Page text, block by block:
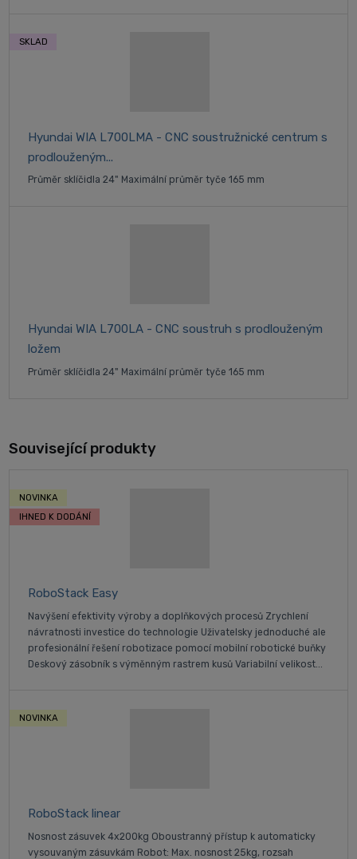
Hyundai WIA L700LMA - CNC soustružnické centrum s
prodlouženým...
Průměr sklíčidla 24" Maximální průměr tyče 165 mm
SKLAD
Hyundai WIA L700LA - CNC soustruh s prodlouženým
ložem
Průměr sklíčidla 24" Maximální průměr tyče 165 mm
Související produkty
RoboStack Easy
Navýšení efektivity výroby a doplňkových procesů Zrychlení
návratnosti investice do technologie Uživatelsky jednoduché ale
profesionální řešení robotizace pomocí mobilní robotické buňky
Deskový zásobník s výměnným rastrem kusů Variabilní velikost...
NOVINKA
IHNED K DODÁNÍ
RoboStack linear
Nosnost zásuvek 4x200kg Oboustranný přístup k automaticky
vysouvaným zásuvkám Robot: Max. nosnost 25kg, rozsah
NOVINKA